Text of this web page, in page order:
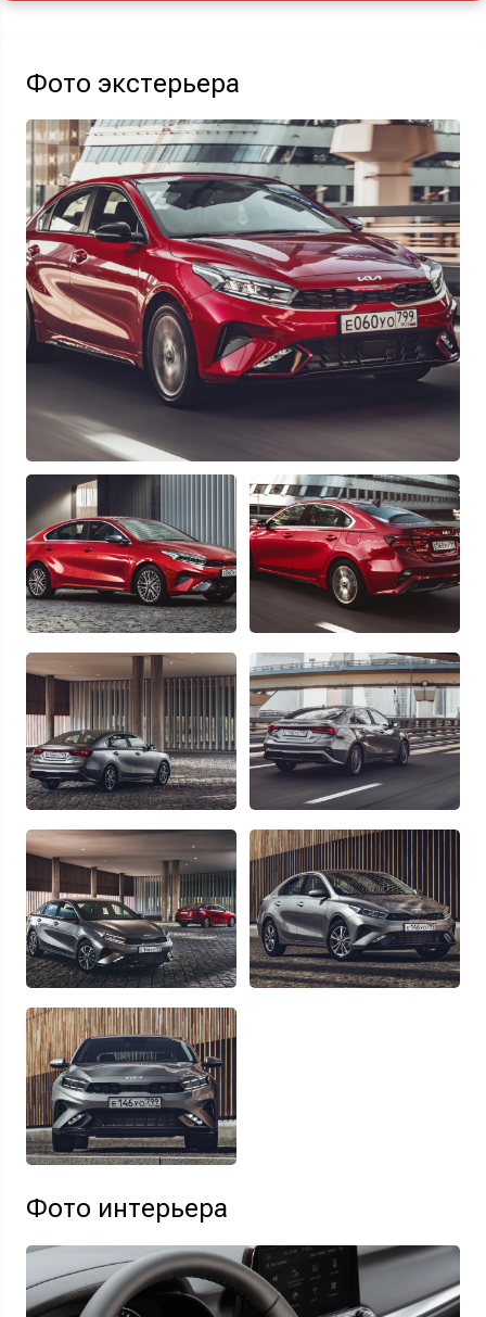
Узнать выгоду
Отправляя данную форму Вы даетесогласие на обработку
своих
персональных данных
Фото экстерьера
Фото интерьера